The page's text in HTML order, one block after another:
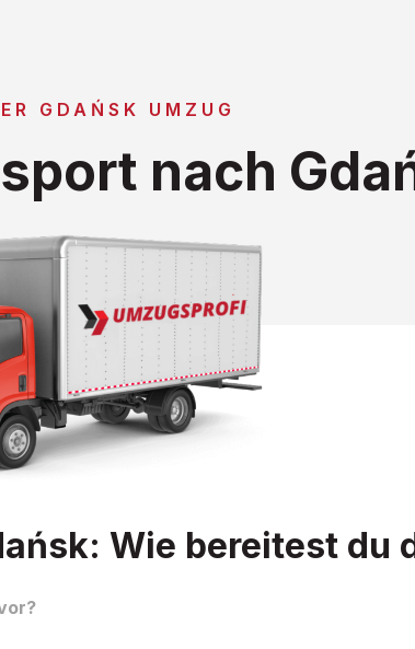
GDAŃSK UMZUG
nach
Wie bereitest du